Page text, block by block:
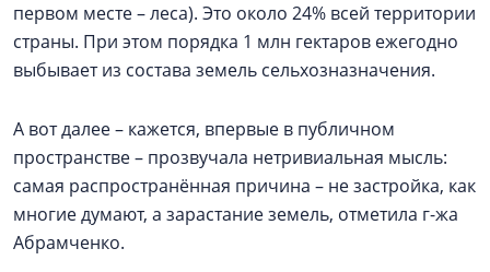
первом месте – леса). Это около 24% всей территории
страны. При этом порядка 1 млн гектаров ежегодно
выбывает из состава земель сельхозназначения.
А вот далее – кажется, впервые в публичном
пространстве – прозвучала нетривиальная мысль:
самая распространённая причина – не застройка, как
многие думают, а зарастание земель, отметила г-жа
Абрамченко.